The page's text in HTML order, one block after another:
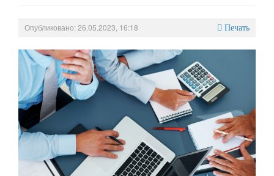
Опубликовано: 26.05.2023, 16:18 Печать